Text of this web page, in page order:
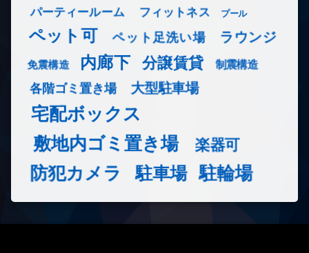
パーティールーム フィットネス プール
ペット可 ペット足洗い場 ラウンジ
免震構造 内廊下 分譲賃貸 制震構造
各階ゴミ置き場 大型駐車場
宅配ボックス
敷地内ゴミ置き場
楽器可
防犯カメラ 駐車場 駐輪場